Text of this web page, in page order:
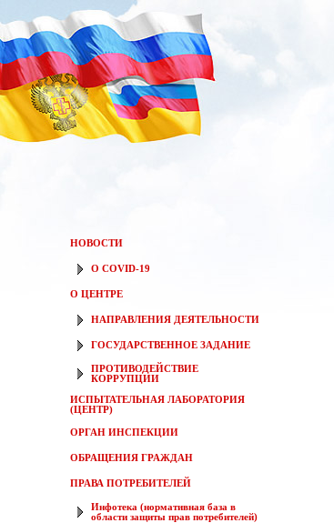
НОВОСТИ
О COVID-19
О ЦЕНТРЕ
НАПРАВЛЕНИЯ ДЕЯТЕЛЬНОСТИ
ГОСУДАРСТВЕННОЕ ЗАДАНИЕ
ПРОТИВОДЕЙСТВИЕ
КОРРУПЦИИ
ИСПЫТАТЕЛЬНАЯ ЛАБОРАТОРИЯ
(ЦЕНТР)
ОРГАН ИНСПЕКЦИИ
ОБРАЩЕНИЯ ГРАЖДАН
ПРАВА ПОТРЕБИТЕЛЕЙ
Инфотека (нормативная база в
области защиты прав потребителей)